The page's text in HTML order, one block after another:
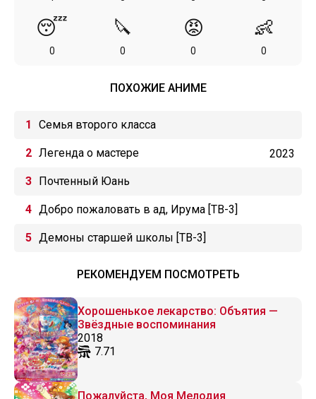
😴
0
🔪
0
😡
0
👶
0
ПОХОЖИЕ АНИМЕ
Семья второго класса
Легенда о мастере 2023
Почтенный Юань
Добро пожаловать в ад, Ирума [ТВ-3]
Демоны старшей школы [ТВ-3]
РЕКОМЕНДУЕМ ПОСМОТРЕТЬ
Хорошенькое лекарство: Объятия —
Звёздные воспоминания
2018
7.71
Пожалуйста, Моя Мелодия